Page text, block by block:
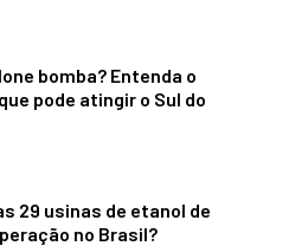
bomba? Entenda o
pode atingir o Sul do
29 usinas de etanol de
no Brasil?